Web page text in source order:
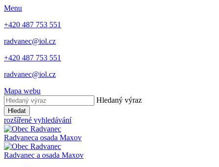
Menu
+420 487 753 551
radvanec@iol.cz
+420 487 753 551
radvanec@iol.cz
Mapa webu
Hledaný výraz
Hledat
rozšířené vyhledávání
Radvaneca osada Maxov
Radvanec a osada Maxov